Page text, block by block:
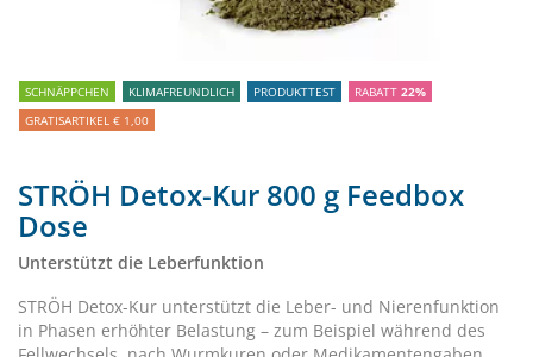
SCHNÄPPCHEN KLIMAFREUNDLICH PRODUKTTEST RABATT 22%
GRATISARTIKEL € 1,00
STRÖH Detox-Kur 800 g Feedbox
Dose
Unterstützt die Leberfunktion
STRÖH Detox-Kur unterstützt die Leber- und Nierenfunktion
in Phasen erhöhter Belastung – zum Beispiel während des